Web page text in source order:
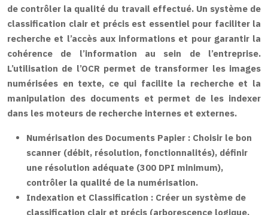
de contrôler la qualité du travail effectué. Un système de
classification clair et précis est essentiel pour faciliter la
recherche et l’accès aux informations et pour garantir la
cohérence de l’information au sein de l’entreprise.
L’utilisation de l’OCR permet de transformer les images
numérisées en texte, ce qui facilite la recherche et la
manipulation des documents et permet de les indexer
dans les moteurs de recherche internes et externes.
Numérisation des Documents Papier : Choisir le bon
scanner (débit, résolution, fonctionnalités), définir
une résolution adéquate (300 DPI minimum),
contrôler la qualité de la numérisation.
Indexation et Classification : Créer un système de
classification clair et précis (arborescence logique,